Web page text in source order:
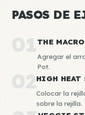
PASOS DE
01THE
Agregar el
Pot.
02HIGH HEAT
Colocar la
sobre la rejilla.